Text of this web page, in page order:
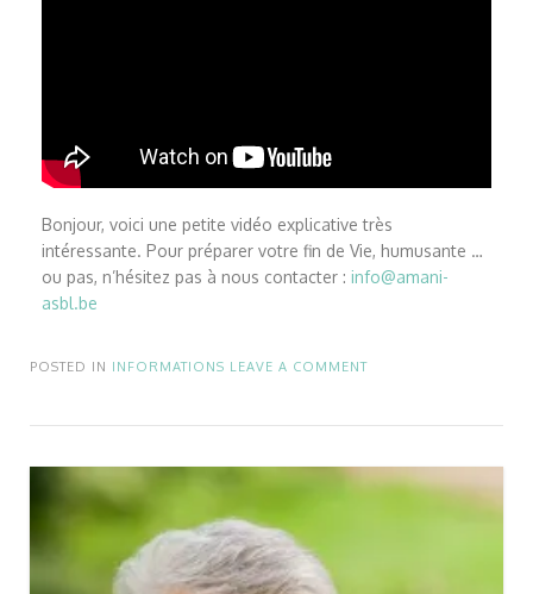
Bonjour, voici une petite vidéo explicative très
intéressante. Pour préparer votre fin de Vie, humusante …
ou pas, n’hésitez pas à nous contacter : info@amani-
asbl.be
POSTED IN INFORMATIONS LEAVE A COMMENT